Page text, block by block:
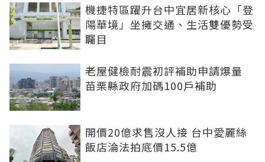
機捷特區躍升台中宜居新核心「登
陽華境」坐擁交通、生活雙優勢受
矚目
老屋健檢耐震初評補助申請爆量
苗栗縣政府加碼100戶補助
開價20億求售沒人接 台中愛麗絲
飯店淪法拍底價15.5億